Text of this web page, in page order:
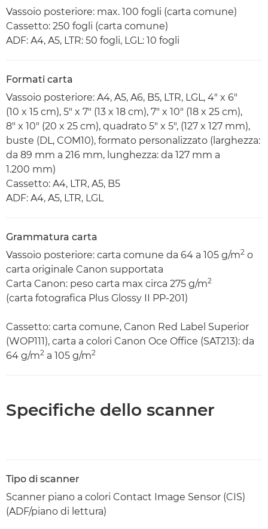
Vassoio posteriore: max. 100 fogli (carta comune)
Cassetto: 250 fogli (carta comune)
ADF: A4, A5, LTR: 50 fogli, LGL: 10 fogli
Formati carta
Vassoio posteriore: A4, A5, A6, B5, LTR, LGL, 4" x 6"
(10 x 15 cm), 5" x 7" (13 x 18 cm), 7" x 10" (18 x 25 cm),
8" x 10" (20 x 25 cm), quadrato 5" x 5", (127 x 127 mm),
buste (DL, COM10), formato personalizzato (larghezza:
da 89 mm a 216 mm, lunghezza: da 127 mm a
1.200 mm)
Cassetto: A4, LTR, A5, B5
ADF: A4, A5, LTR, LGL
Grammatura carta
Vassoio posteriore: carta comune da 64 a 105 g/m2 o
carta originale Canon supportata
Carta Canon: peso carta max circa 275 g/m2
(carta fotografica Plus Glossy II PP-201)
Cassetto: carta comune, Canon Red Label Superior
(WOP111), carta a colori Canon Oce Office (SAT213): da
64 g/m2 a 105 g/m2
Specifiche dello scanner
Tipo di scanner
Scanner piano a colori Contact Image Sensor (CIS)
(ADF/piano di lettura)